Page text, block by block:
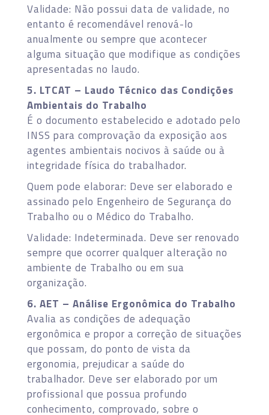
Validade: Não possui data de validade, no
entanto é recomendável renová-lo
anualmente ou sempre que acontecer
alguma situação que modifique as condições
apresentadas no laudo.
5. LTCAT – Laudo Técnico das Condições
Ambientais do Trabalho
É o documento estabelecido e adotado pelo
INSS para comprovação da exposição aos
agentes ambientais nocivos à saúde ou à
integridade física do trabalhador.
Quem pode elaborar: Deve ser elaborado e
assinado pelo Engenheiro de Segurança do
Trabalho ou o Médico do Trabalho.
Validade: Indeterminada. Deve ser renovado
sempre que ocorrer qualquer alteração no
ambiente de Trabalho ou em sua
organização.
6. AET – Análise Ergonômica do Trabalho
Avalia as condições de adequação
ergonômica e propor a correção de situações
que possam, do ponto de vista da
ergonomia, prejudicar a saúde do
trabalhador. Deve ser elaborado por um
profissional que possua profundo
conhecimento, comprovado, sobre o